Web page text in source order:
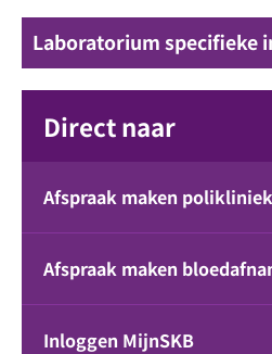
Laboratorium specifieke
Direct naar
Afspraak maken
Afspraak maken
Inloggen MijnSKB